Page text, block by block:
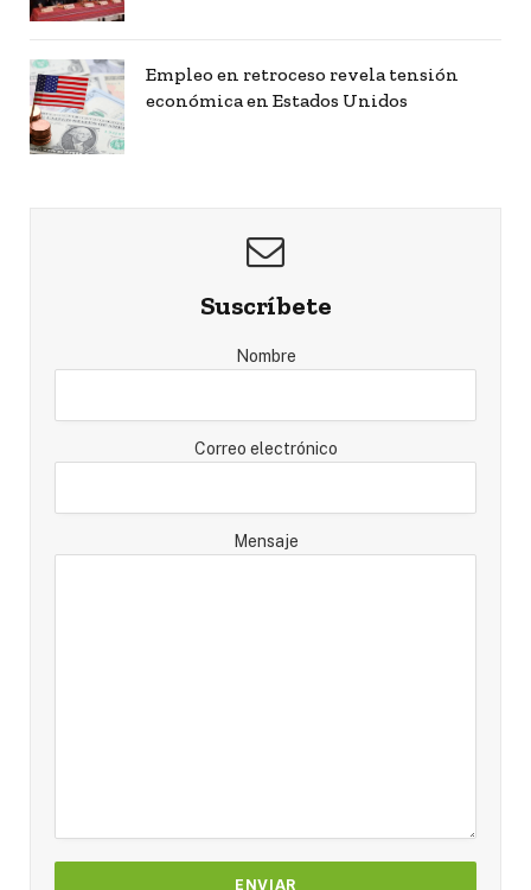
Empleo en retroceso revela tensión
económica en Estados Unidos
Suscríbete
Nombre
Correo electrónico
Mensaje